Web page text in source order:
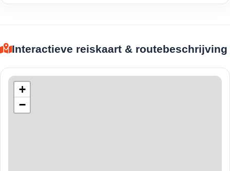
Interactieve reiskaart & routebeschrijving
+
−